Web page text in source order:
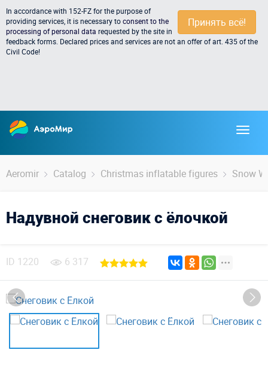
Принять всё!
In accordance with 152-FZ for the purpose of
providing services, it is necessary toconsent to the
processing of personal data requested by the site in
feedback forms. Declared prices and services are not an offer of art. 435 of the
Civil Code!
Aeromir Catalog Christmas inflatable figures Snow
Надувной снеговик с ёлочкой
ID 1220 6 317